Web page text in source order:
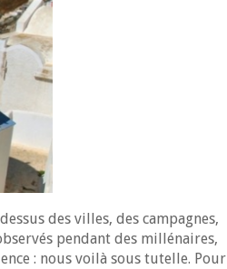
des villes, des campagnes,
pendant des millénaires,
: nous voilà sous tutelle. Pour